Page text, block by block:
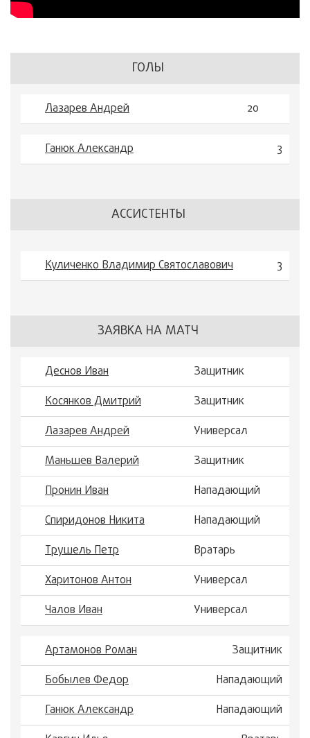
ГОЛЫ
Лазарев Андрей 20
Ганюк Александр 3
АССИСТЕНТЫ
Куличенко Владимир Святославович 3
ЗАЯВКА НА МАТЧ
Деснов Иван
Защитник
Косянков Дмитрий
Защитник
Лазарев Андрей
Универсал
Маньшев Валерий
Защитник
Пронин Иван
Нападающий
Спиридонов Никита
Нападающий
Трушель Петр
Вратарь
Харитонов Антон
Универсал
Чалов Иван
Универсал
Артамонов Роман
Защитник
Бобылев Федор
Нападающий
Ганюк Александр
Нападающий